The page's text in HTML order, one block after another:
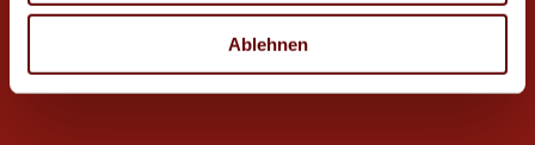
Ablehnen
PrintLab
Azubi- und Praktikumsbörse